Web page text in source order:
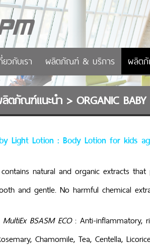
ยวกับเรา ผลิตภัณฑ์ & บริการ ผลิต
ตภัณฑ์แนะนำ > ORGANIC
Light Lotion : Body Lotion for kids
natural and organic extracts
and gentle. No harmful chemical
MultiEx BSASM ECO : Anti-
Chamomile, Tea,